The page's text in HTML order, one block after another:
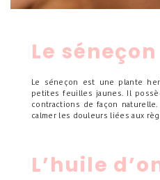
Le séneçon
Le séneçon est une plante
petites feuilles jaunes. Il
contractions de façon
calmer les douleurs liées aux
L’huile